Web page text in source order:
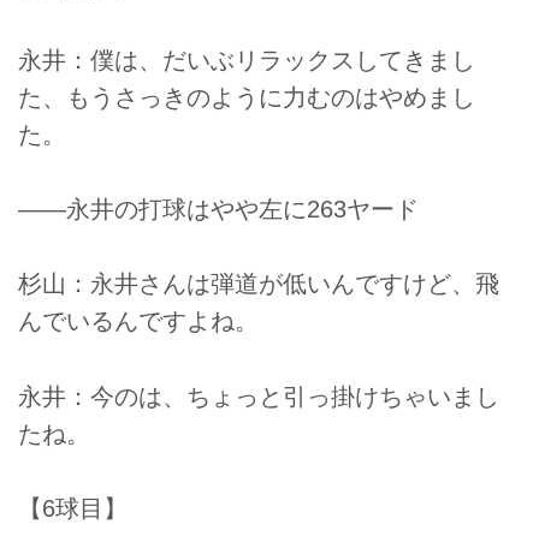
永井：僕は、だいぶリラックスしてきまし
た、もうさっきのように力むのはやめまし
た。
――永井の打球はやや左に263ヤード
杉山：永井さんは弾道が低いんですけど、飛
んでいるんですよね。
永井：今のは、ちょっと引っ掛けちゃいまし
たね。
【6球目】